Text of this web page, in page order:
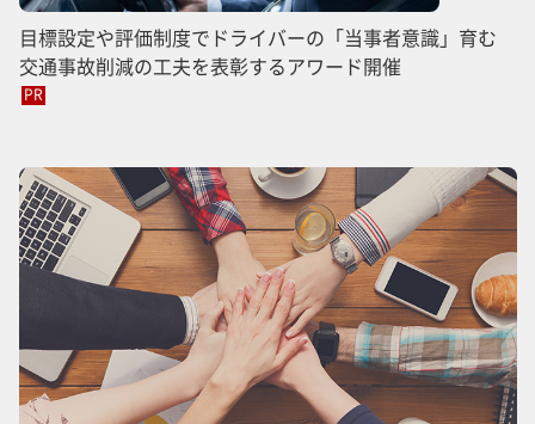
目標設定や評価制度でドライバーの「当事者意識」育む
交通事故削減の工夫を表彰するアワード開催
PR